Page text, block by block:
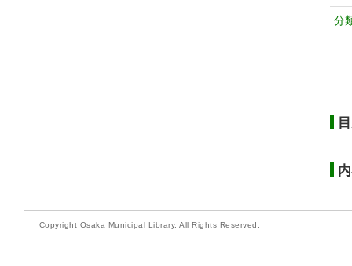
分
Copyright Osaka Municipal Library. All Rights Reserved.